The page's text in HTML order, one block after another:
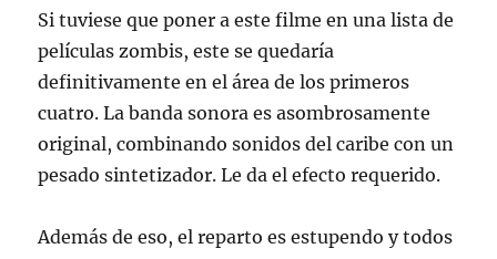
Si tuviese que poner a este filme en una lista de
películas zombis, este se quedaría
definitivamente en el área de los primeros
cuatro. La banda sonora es asombrosamente
original, combinando sonidos del caribe con un
pesado sintetizador. Le da el efecto requerido.
Además de eso, el reparto es estupendo y todos